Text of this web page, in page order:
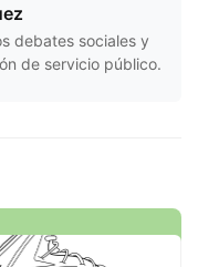
debates sociales y
de servicio público.